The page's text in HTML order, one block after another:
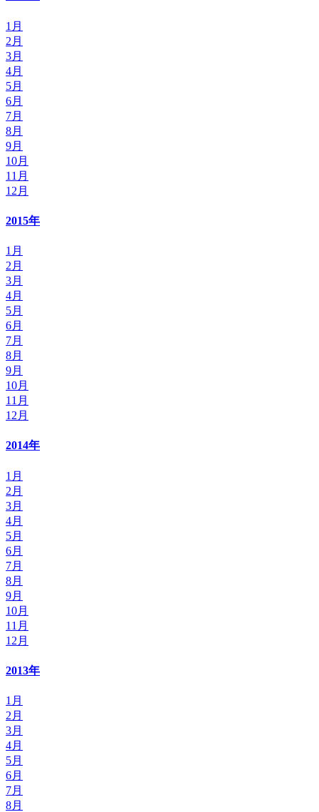
1月
2月
3月
4月
5月
6月
7月
8月
9月
10月
11月
12月
2015年
1月
2月
3月
4月
5月
6月
7月
8月
9月
10月
11月
12月
2014年
1月
2月
3月
4月
5月
6月
7月
8月
9月
10月
11月
12月
2013年
1月
2月
3月
4月
5月
6月
7月
8月